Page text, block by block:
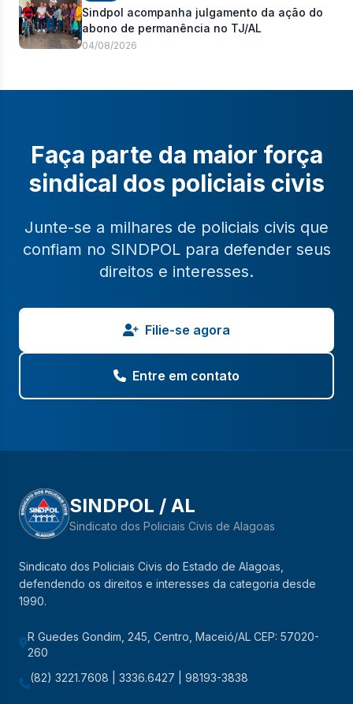
Sindpol acompanha julgamento da ação do
abono de permanência no TJ/AL
04/08/2026
Faça parte da maior força
sindical dos policiais civis
Junte-se a milhares de policiais civis que
confiam no SINDPOL para defender seus
direitos e interesses.
Filie-se agora
Entre em contato
SINDPOL / AL
Sindicato dos Policiais Civis de Alagoas
Sindicato dos Policiais Civis do Estado de Alagoas,
defendendo os direitos e interesses da categoria desde
1990.
R Guedes Gondim, 245, Centro, Maceió/AL CEP: 57020-
260
(82) 3221.7608 | 3336.6427 | 98193-3838